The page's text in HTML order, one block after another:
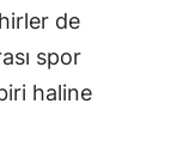
de
spor
haline